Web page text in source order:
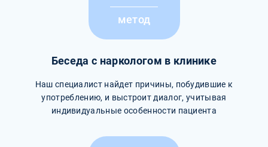
метод
Беседа с наркологом в клинике
Наш специалист найдет причины, побудившие к
употреблению, и выстроит диалог, учитывая
индивидуальные особенности пациента